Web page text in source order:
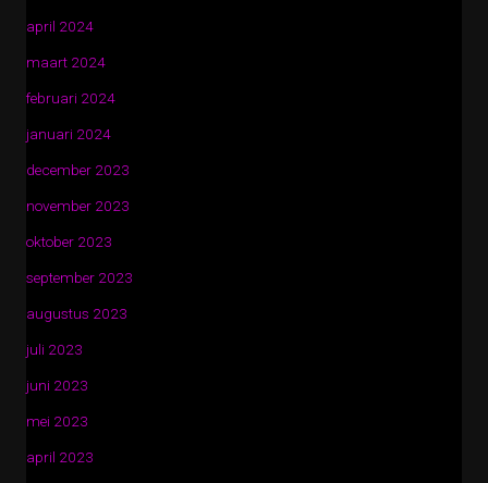
april 2024
maart 2024
februari 2024
januari 2024
december 2023
november 2023
oktober 2023
september 2023
augustus 2023
juli 2023
juni 2023
mei 2023
april 2023